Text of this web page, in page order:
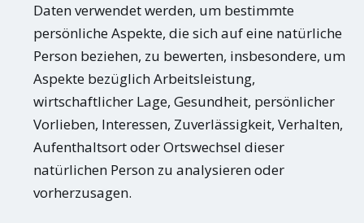
Daten verwendet werden, um bestimmte
persönliche Aspekte, die sich auf eine natürliche
Person beziehen, zu bewerten, insbesondere, um
Aspekte bezüglich Arbeitsleistung,
wirtschaftlicher Lage, Gesundheit, persönlicher
Vorlieben, Interessen, Zuverlässigkeit, Verhalten,
Aufenthaltsort oder Ortswechsel dieser
natürlichen Person zu analysieren oder
vorherzusagen.